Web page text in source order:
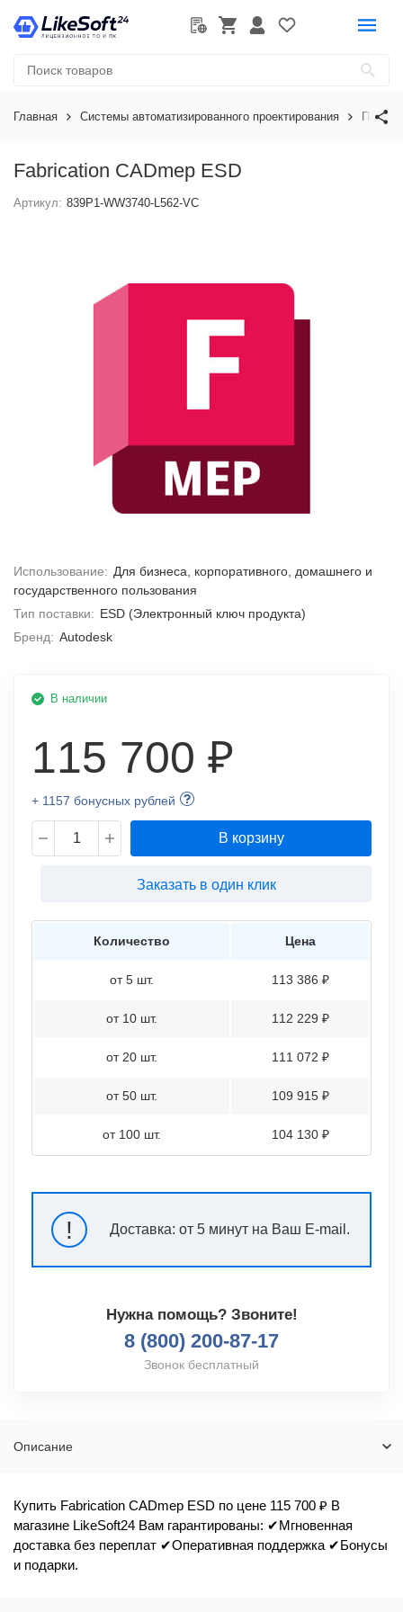
Главная Системы автоматизированного проектирования
Fabrication CADmep ESD
Артикул: 839P1-WW3740-L562-VC
Использование: Для бизнеса, корпоративного, домашнего и
государственного пользования
Тип поставки: ESD (Электронный ключ продукта)
Бренд: Autodesk
В наличии
115 700 ₽
+ 1157 бонусных рублей
В корзину
Заказать в один клик
Количество Цена
от 5 шт. 113 386 ₽
от 10 шт. 112 229 ₽
от 20 шт. 111 072 ₽
от 50 шт. 109 915 ₽
от 100 шт. 104 130 ₽
! Доставка: от 5 минут на Ваш E-mail.
Нужна помощь? Звоните!
8 (800) 200-87-17
Звонок бесплатный
Описание
Купить Fabrication CADmep ESD по цене 115 700 ₽ В
магазине LikeSoft24 Вам гарантированы: ✔Мгновенная
доставка без переплат ✔Оперативная поддержка ✔Бонусы
и подарки.